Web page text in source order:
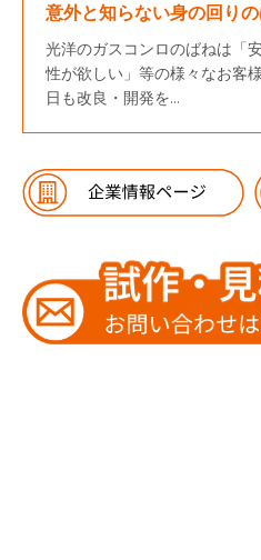
意外と知らない身の回り
光洋のガスコンロのばねは「
性が欲しい」等の様々なお客
日も改良・開発を...